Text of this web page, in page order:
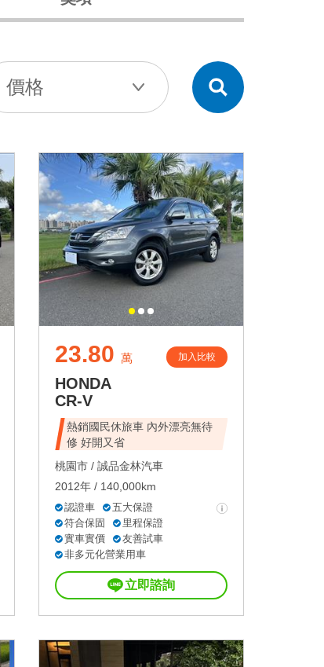
23.80 萬 加入比較
HONDA
CR-V
熱銷國民休旅車 內外漂亮無待
修 好開又省
桃園市 / 誠品金林汽車
2012年 / 140,000km
認證車
五大保證
符合保固
里程保證
實車實價
友善試車
非多元化營業用車
立即諮詢